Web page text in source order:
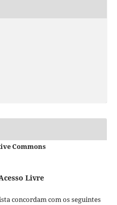
Commons
Livre
concordam com os seguintes